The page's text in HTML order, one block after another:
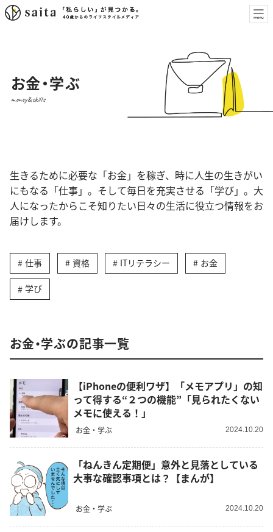
お金・学ぶ
money&skills
生きるために必要な「お金」を稼ぎ、時に人生の生きがい
にもなる「仕事」。そして毎日を充実させる「学び」。大
人になったからこそ知りたい日々の生活に役立つ情報をお
届けします。
仕事 資格 ITリテラシー お金
学び
お金・学ぶの記事一覧
【iPhoneの便利ワザ】「メモアプリ」の知
って得する“２つの機能”「見られたくない
メモに使える！」
お金・学ぶ 2024.10.20
「ねんきん定期便」意外と見落としている
大事な確認事項とは？【まんが】
お金・学ぶ 2024.10.20